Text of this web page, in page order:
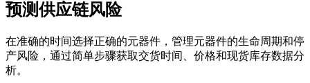
预测供应链风险
在准确的时间选择正确的元器件，管理元器件的生命周期和停
产风险，通过简单步骤获取交货时间、价格和现货库存数据分
析。